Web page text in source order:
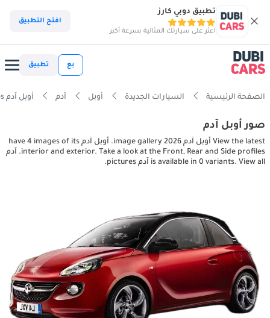
تطبيق دوبي كارز
اعثر على سيارتك المثالية بسرعة أكبر
افتح التطبيق
بع تطبيق
الصفحة الرئيسية السيارات الجديدة أوبل آدم أوبل آدم interior, exterior pictures
صور أوبل آدم
View the latest أوبل آدم 2026 image gallery. أوبل آدم have 4 images of its
interior and exterior. Take a look at the Front, Rear and Side profiles. آدم
is available in 0 variants. View all آدم pictures.